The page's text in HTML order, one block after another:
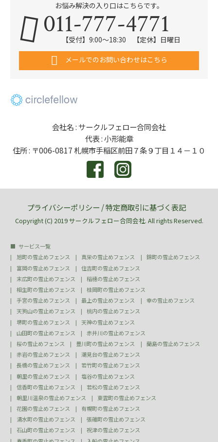
会社名 : サークルフェロー合同会社
代表 : 小形能章
住所 : 〒006-0817 札幌市手稲区前田７条９丁目１４－１０
お悩み解決の入り口はこちらです。
011-777-4771
【受付】9:00～18:30 【定休】日曜日
メールでのお問い合わせはこちら
プライバシーポリシー /特定商取引に基づく表記
Copyright (C) 2019 サークルフェロー合同会社. All rights Reserved.
サービス一覧
旭町の雪止めフェンス
真栄の雪止めフェンス
錦町の雪止めフェンス
富岡の雪止めフェンス
住吉町の雪止めフェンス
末広町の雪止めフェンス
稲穂の雪止めフェンス
相生町の雪止めフェンス
桂岡町の雪止めフェンス
手宮の雪止めフェンス
最上の雪止めフェンス
幸の雪止めフェンス
天狗山の雪止めフェンス
桃内の雪止めフェンス
堺町の雪止めフェンス
天神の雪止めフェンス
山田町の雪止めフェンス
赤井川の雪止めフェンス
桜の雪止めフェンス
豊川町の雪止めフェンス
蘭島の雪止めフェンス
赤岩の雪止めフェンス
潮見台の雪止めフェンス
長橋の雪止めフェンス
若竹町の雪止めフェンス
朝里の雪止めフェンス
塩谷の雪止めフェンス
信香町の雪止めフェンス
若松の雪止めフェンス
朝里川温泉の雪止めフェンス
東雲町の雪止めフェンス
花園の雪止めフェンス
有幌町の雪止めフェンス
清水町の雪止めフェンス
張碓町の雪止めフェンス
石山町の雪止めフェンス
祝津の雪止めフェンス